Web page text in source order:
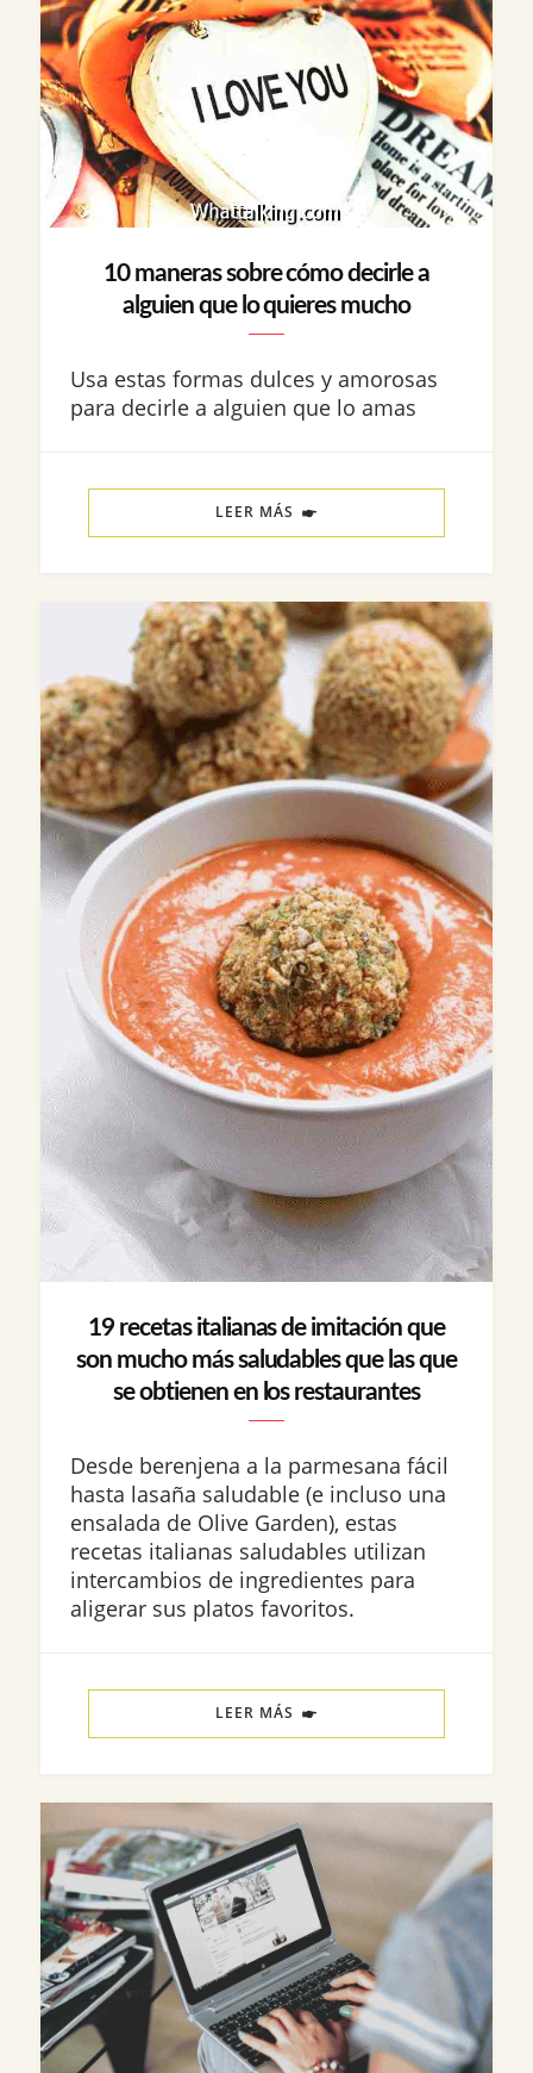
10 maneras sobre cómo decirle a
alguien que lo quieres mucho
Usa estas formas dulces y amorosas
para decirle a alguien que lo amas
LEER MÁS
19 recetas italianas de imitación que
son mucho más saludables que las que
se obtienen en los restaurantes
Desde berenjena a la parmesana fácil
hasta lasaña saludable (e incluso una
ensalada de Olive Garden), estas
recetas italianas saludables utilizan
intercambios de ingredientes para
aligerar sus platos favoritos.
LEER MÁS